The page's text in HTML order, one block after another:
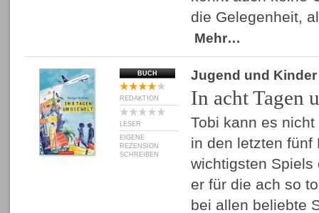
die Gelegenheit,
Mehr…
BUCH
REDAKTION
LESER
EIGENE
REZENSION
SCHREIBEN
Jugend und Kinder
In acht Tagen
Tobi kann es
in den letzten fünf
wichtigsten Spiels
er für die ach so
bei allen beliebte